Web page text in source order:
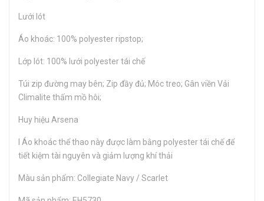
Lưới lót
Áo khoác: 100% polyester ripstop;
Lớp lót: 100% lưới polyester tái chế
Túi zip đường may bên; Zip đầy đủ; Móc treo; Gân viền Vải
Climalite thấm mồ hôi;
Huy hiệu Arsena
l Áo khoác thể thao này được làm bằng polyester tái chế để
tiết kiệm tài nguyên và giảm lượng khí thải
Màu sản phẩm: Collegiate Navy / Scarlet